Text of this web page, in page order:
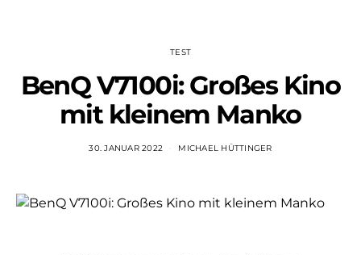
TEST
BenQ V7100i: Großes Kino
mit kleinem Manko
30. JANUAR 2022 MICHAEL HÜTTINGER